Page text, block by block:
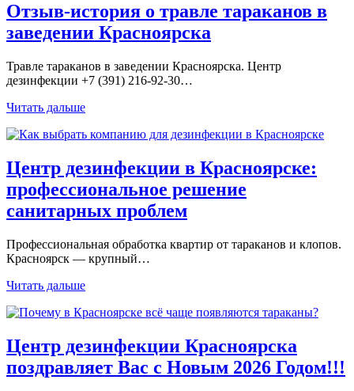
Отзыв-история о травле тараканов в
заведении Красноярска
Травле тараканов в заведении Красноярска. Центр
дезинфекции +7 (391) 216-92-30…
Читать дальше
Центр дезинфекции в Красноярске:
профессиональное решение
санитарных проблем
Профессиональная обработка квартир от тараканов и клопов.
Красноярск — крупный…
Читать дальше
Центр дезинфекции Красноярска
поздравляет Вас с Новым 2026 Годом!!!